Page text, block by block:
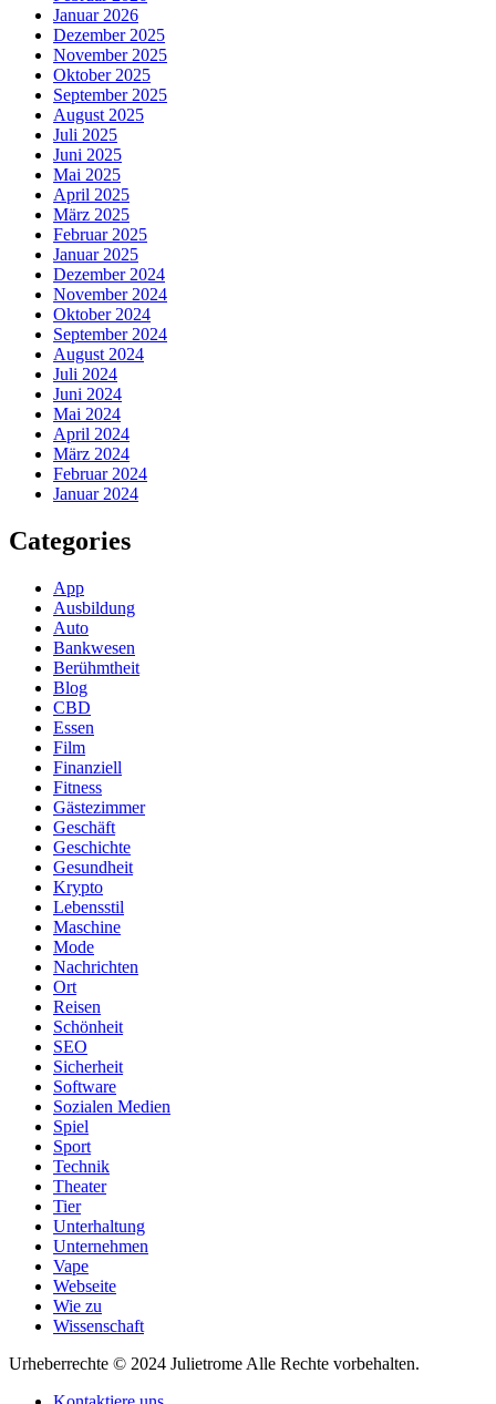
Januar 2026
Dezember 2025
November 2025
Oktober 2025
September 2025
August 2025
Juli 2025
Juni 2025
Mai 2025
April 2025
März 2025
Februar 2025
Januar 2025
Dezember 2024
November 2024
Oktober 2024
September 2024
August 2024
Juli 2024
Juni 2024
Mai 2024
April 2024
März 2024
Februar 2024
Januar 2024
Categories
App
Ausbildung
Auto
Bankwesen
Berühmtheit
Blog
CBD
Essen
Film
Finanziell
Fitness
Gästezimmer
Geschäft
Geschichte
Gesundheit
Krypto
Lebensstil
Maschine
Mode
Nachrichten
Ort
Reisen
Schönheit
SEO
Sicherheit
Software
Sozialen Medien
Spiel
Sport
Technik
Theater
Tier
Unterhaltung
Unternehmen
Vape
Webseite
Wie zu
Wissenschaft
Urheberrechte © 2024 Julietrome Alle Rechte vorbehalten.